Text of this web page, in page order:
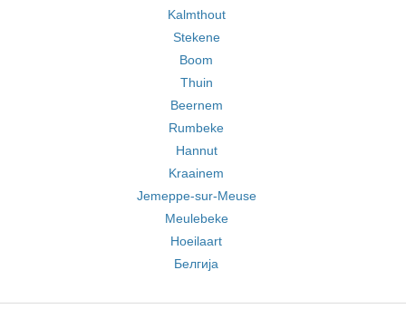
Kalmthout
Stekene
Boom
Thuin
Beernem
Rumbeke
Hannut
Kraainem
Jemeppe-sur-Meuse
Meulebeke
Hoeilaart
Белгија